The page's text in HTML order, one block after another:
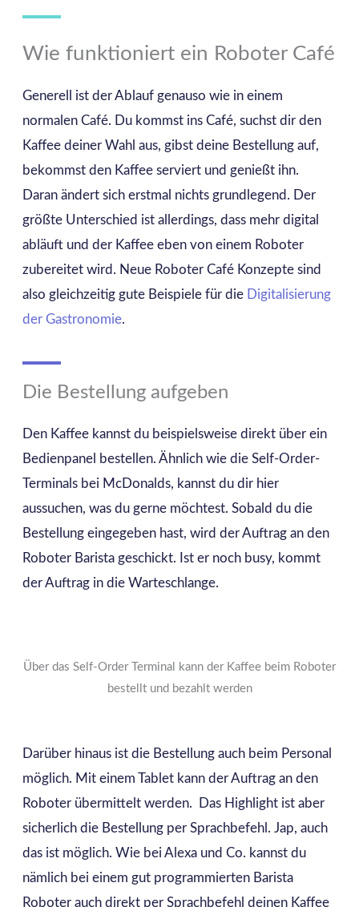
Wie funktioniert ein Roboter Café
Generell ist der Ablauf genauso wie in einem
normalen Café. Du kommst ins Café, suchst dir den
Kaffee deiner Wahl aus, gibst deine Bestellung auf,
bekommst den Kaffee serviert und genießt ihn.
Daran ändert sich erstmal nichts grundlegend. Der
größte Unterschied ist allerdings, dass mehr digital
abläuft und der Kaffee eben von einem Roboter
zubereitet wird. Neue Roboter Café Konzepte sind
also gleichzeitig gute Beispiele für die Digitalisierung
der Gastronomie.
Die Bestellung aufgeben
Den Kaffee kannst du beispielsweise direkt über ein
Bedienpanel bestellen. Ähnlich wie die Self-Order-
Terminals bei McDonalds, kannst du dir hier
aussuchen, was du gerne möchtest. Sobald du die
Bestellung eingegeben hast, wird der Auftrag an den
Roboter Barista geschickt. Ist er noch busy, kommt
der Auftrag in die Warteschlange.
Über das Self-Order Terminal kann der Kaffee beim Roboter
bestellt und bezahlt werden
Darüber hinaus ist die Bestellung auch beim Personal
möglich. Mit einem Tablet kann der Auftrag an den
Roboter übermittelt werden.
Das Highlight ist aber
sicherlich die Bestellung per Sprachbefehl. Jap, auch
das ist möglich. Wie bei Alexa und Co. kannst du
nämlich bei einem gut programmierten Barista
Roboter auch direkt per Sprachbefehl deinen Kaffee